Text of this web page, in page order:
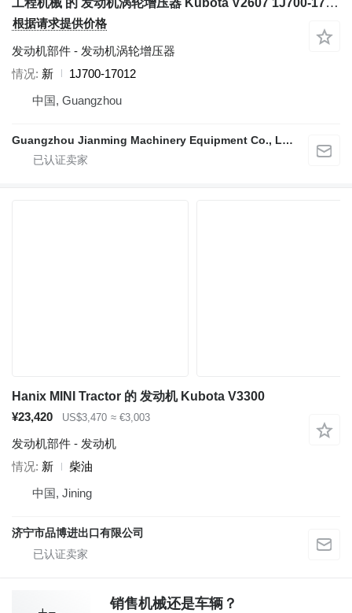
根据请求提供价格
发动机部件 - 发动机涡轮增压器
情况 新
1J700-17012
中国, Guangzhou
Guangzhou Jianming Machinery Equipment Co., Ltd.
Hanix MINI Tractor 的 发动机 Kubota V3300
¥23,420
US$3,470 ≈ €3,003
发动机部件 - 发动机
情况 新
柴油
中国, Jining
济宁市品博进出口有限公司
销售机械还是车辆？